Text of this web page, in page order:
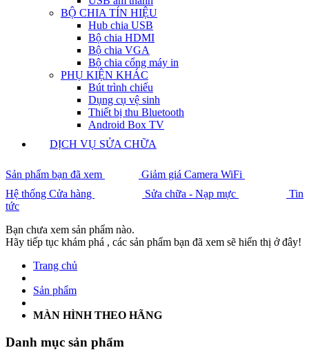
BỘ CHIA TÍN HIỆU
Hub chia USB
Bộ chia HDMI
Bộ chia VGA
Bộ chia cổng máy in
PHỤ KIỆN KHÁC
Bút trình chiếu
Dụng cụ vệ sinh
Thiết bị thu Bluetooth
Android Box TV
DỊCH VỤ SỬA CHỮA
Sản phẩm bạn đã xem
Giảm giá Camera WiFi
Hệ thống Cửa hàng
Sửa chữa - Nạp mực
Tin
tức
Bạn chưa xem sản phẩm nào.
Hãy tiếp tục khám phá , các sản phẩm bạn đã xem sẽ hiển thị ở đây!
Trang chủ
Sản phẩm
MÀN HÌNH THEO HÃNG
Danh mục sản phẩm